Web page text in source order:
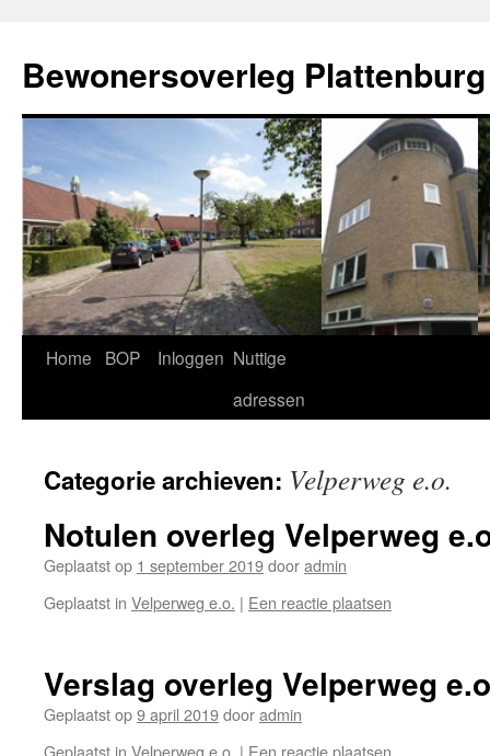
de
inhoud
Bewonersoverleg Plattenburg
Home BOP Inloggen Nuttige
adressen
Categorie archieven: Velperweg e.o.
Notulen overleg Velperweg
Geplaatst op 1 september 2019dooradmin
Geplaatst in Velperweg e.o. | Een reactie plaatsen
Verslag overleg Velperweg
Geplaatst op9 april 2019dooradmin
Geplaatst in Velperweg e.o. | Een reactie plaatsen